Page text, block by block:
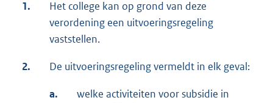
1.
Het college kan op grond van deze
verordening een uitvoeringsregeling
vaststellen.
2. De uitvoeringsregeling vermeldt in elk geval:
a.
welke activiteiten voor subsidie in